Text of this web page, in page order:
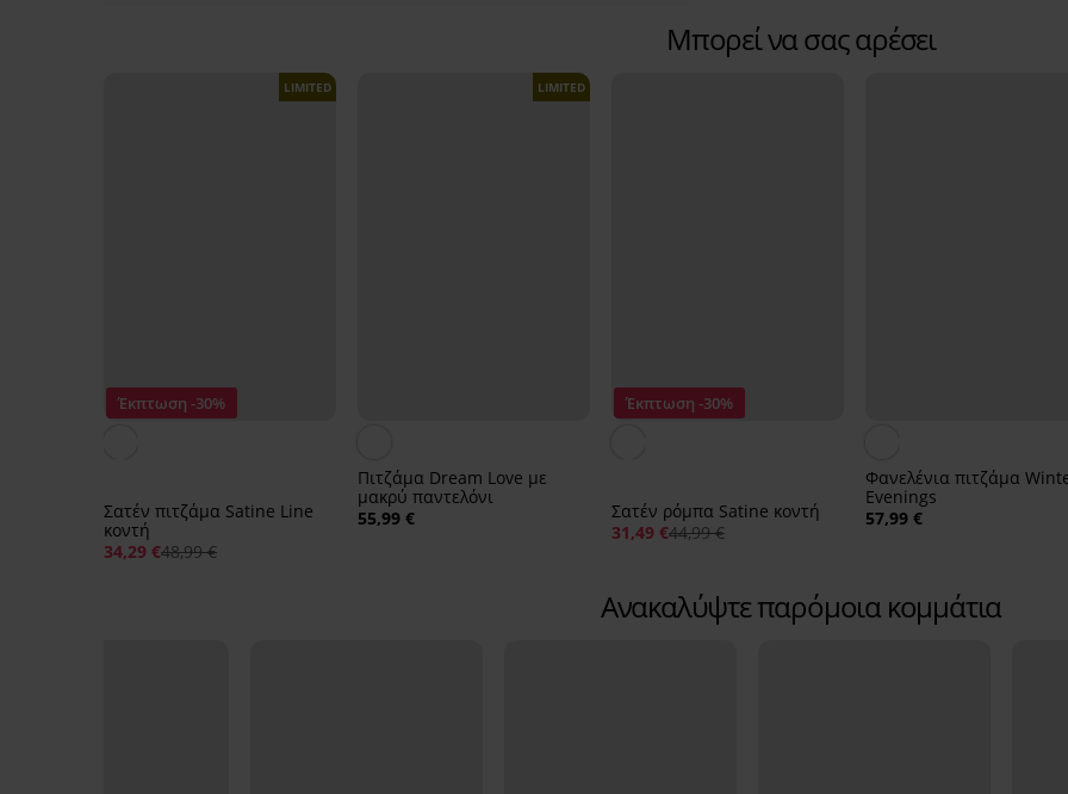
Μπορεί να σας αρέσει
Έκπτωση -30%
LIMITED
Σατέν πιτζάμα Satine Line
κοντή
34,29 €48,99 €
LIMITED
Πιτζάμα Dream Love με
μακρύ παντελόνι
55,99 €
Έκπτωση -30%
Σατέν ρόμπα Satine κοντή
31,49 €44,99 €
Φανελένια πιτζάμα
Evenings
57,99 €
Ανακαλύψτε παρόμοια κομμάτια